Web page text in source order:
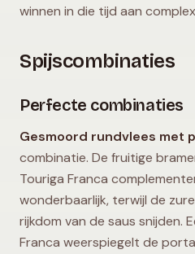
winnen in die tijd aan
Spijscombinaties
Perfecte combinaties
Gesmoord rundvlees met
combinatie. De fruitige
Touriga Franca
wonderbaarlijk, terwijl de
rijkdom van de saus snijden.
Franca weerspiegelt de